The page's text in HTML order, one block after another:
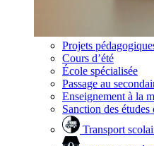
Projets
Cours d’été
École spécialisée
Passage au
Enseignement à la
Sanction des
Transport